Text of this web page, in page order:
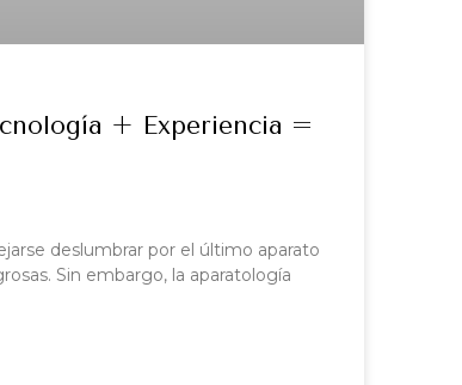
+ Experiencia =
deslumbrar por el último aparato
Sin embargo, la aparatología